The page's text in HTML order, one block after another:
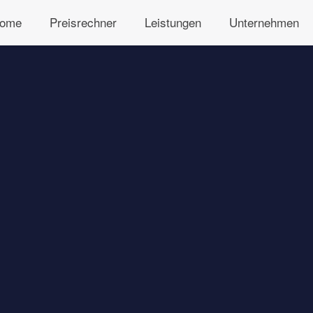
Preisrechner Leistungen Unternehmen